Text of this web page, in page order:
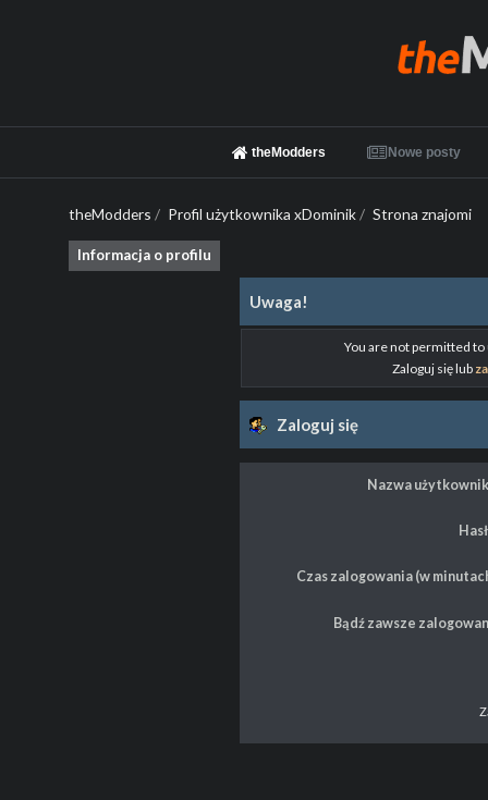
theModders Nowe posty
theModders / Profil użytkownika xDominik/ Strona znajomi
Informacja o profilu
Uwaga!
You are not permitted to
Zaloguj się lub
Zaloguj się
Nazwa
Czas zalogowania (w
Bądź zawsze